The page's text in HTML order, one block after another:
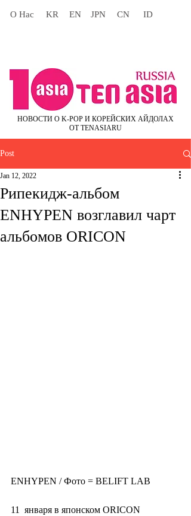
О Нас KR EN JPN CN ID
НОВОСТИ О K-POP И КОРЕЙСКИХ АЙДОЛАХ
ОТ TENASIARU
Post
Рипекидж-альбом
ENHYPEN возглавил чарт
альбомов ORICON
Jan 12, 2022
ENHYPEN / Фото = BELIFT LAB
11  января в японском ORICON